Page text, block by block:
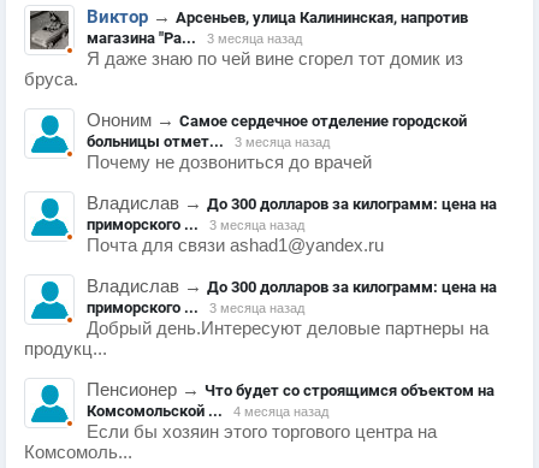
Виктор → Арсеньев, улица Калининская, напротив
магазина "Ра...
3 месяца назад
Я даже знаю по чей вине сгорел тот домик из
бруса.
Ононим → Самое сердечное отделение городской
больницы отмет...
3 месяца назад
Почему не дозвониться до врачей
Владислав → До 300 долларов за килограмм: цена на
приморского ...
3 месяца назад
Почта для связи ashad1@yandex.ru
Владислав → До 300 долларов за килограмм: цена на
приморского ...
3 месяца назад
Добрый день.Интересуют деловые партнеры на
продукц...
Пенсионер → Что будет со строящимся объектом на
Комсомольской ...
4 месяца назад
Если бы хозяин этого торгового центра на
Комсомоль...